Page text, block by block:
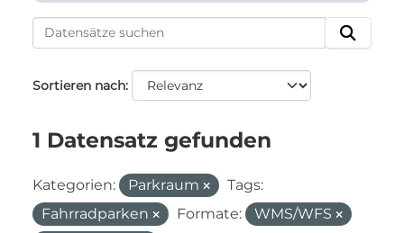
Sortieren nach
1 Datensatz gefunden
Kategorien: Parkraum
Tags:
Fahrradparken
Formate:
WMS/WFS